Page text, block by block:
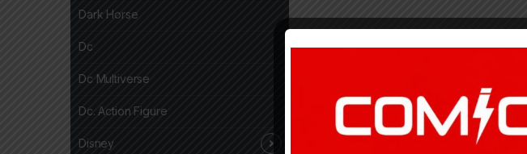
Dark Horse
Dc
Dc Multiverse
Dc. Action Figure
Disney